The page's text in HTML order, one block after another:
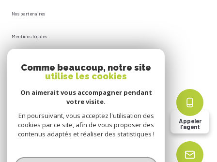
Appeler
l'agent
Nos partenaires
Mentions légales
Cookies
© 2026 | Tous droits réservés
Comme beaucoup, notre site
utilise les cookies
On aimerait vous accompagner pendant
votre visite.
En poursuivant, vous acceptez l'utilisation des
cookies par ce site, afin de vous proposer des
contenus adaptés et réaliser des statistiques !